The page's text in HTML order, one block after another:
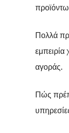
Πολλά
αγοράς.
Πώς